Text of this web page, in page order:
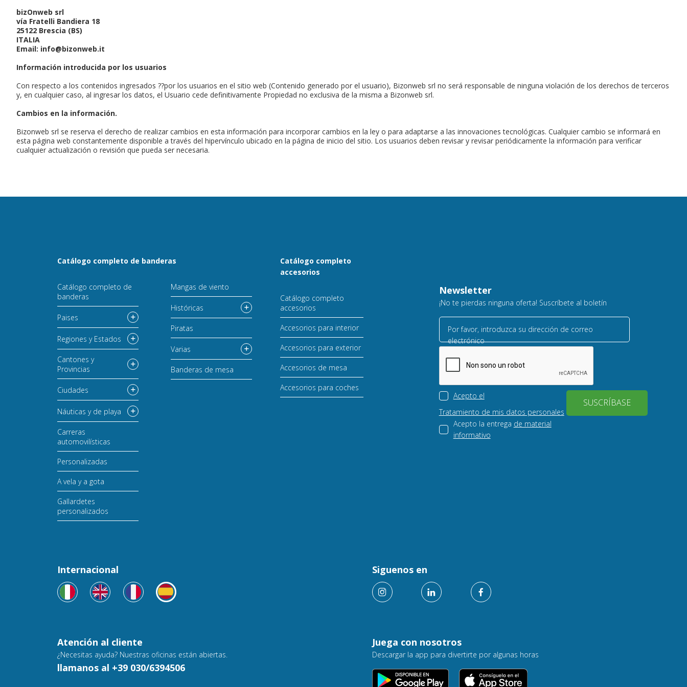
bizOnweb srl
vía Fratelli Bandiera 18
25122 Brescia (BS)
ITALIA
Email: info@bizonweb.it
Información introducida por los usuarios
Con respecto a los contenidos ingresados ??por los usuarios en el sitio web (Contenido generado por el usuario), Bizonweb srl no será responsable de ninguna violación de los derechos de terceros
y, en cualquier caso, al ingresar los datos, el Usuario cede definitivamente Propiedad no exclusiva de la misma a Bizonweb srl.
Cambios en la información.
Bizonweb srl se reserva el derecho de realizar cambios en esta información para incorporar cambios en la ley o para adaptarse a las innovaciones tecnológicas. Cualquier cambio se informará en
esta página web constantemente disponible a través del hipervínculo ubicado en la página de inicio del sitio. Los usuarios deben revisar y revisar periódicamente la información para verificar
cualquier actualización o revisión que pueda ser necesaria.
Catálogo completo de banderas
Catálogo completo de
banderas
Paises
Regiones y Estados
Cantones y
Provincias
Ciudades
Náuticas y de playa
Carreras
automovilísticas
Personalizadas
A vela y a gota
Gallardetes
personalizados
Mangas de viento
Históricas
Piratas
Varias
Banderas de mesa
Catálogo completo
accesorios
Catálogo completo
accesorios
Accesorios para interior
Accesorios para exterior
Accesorios de mesa
Accesorios para coches
Newsletter
¡No te pierdas ninguna oferta! Suscríbete al boletín
Por favor, introduzca su dirección de correo
electrónico
Acepto el
Tratamiento de mis datos personales
Acepto la entrega de material
informativo
SUSCRÍBASE
Atención al cliente
¿Necesitas ayuda? Nuestras oficinas están abiertas.
llamanos al +39 030/6394506
Internacional Siguenos en
Juega con nosotros
Descargar la app para divertirte por algunas horas